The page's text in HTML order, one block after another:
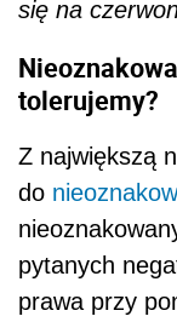
się na
tolerujemy?
Z największą
do
pytanych
prawa przy